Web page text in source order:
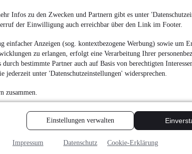
Infos zu den Zwecken und Partnern gibt es unter
der Einwilligung auch erreichbar über den Link im Footer.
einfacher Anzeigen (sog. kontextbezogene Werbung) sowie um
zu erlangen, erfolgt eine Verarbeitung Ihrer
bestimmte Partner auch auf Basis von berechtigten
jederzeit unter 'Datenschutzeinstellungen' widersprechen.
zusammen.
Einstellungen verwalten
Impressum Datenschutz Cookie-Erklärung
Lada NIVA
2026!
22.990 €¹
Finanzierung ab
G (komb.)